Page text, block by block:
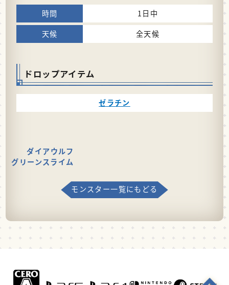
1日中
全天候
ドロップアイテム
ゼラチン
ダイアウルフ
グリーンスライム
モンスター一覧にもどる